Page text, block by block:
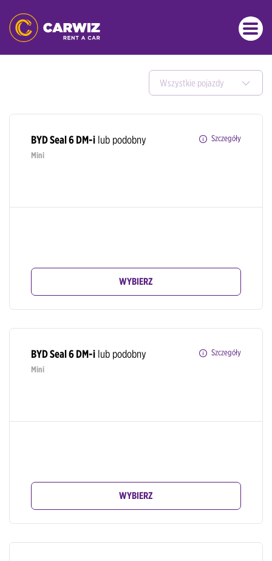
Wszystkie pojazdy
BYD Seal 6 DM-i lub podobny
Szczegóły
Mini
WYBIERZ
BYD Seal 6 DM-i lub podobny
Szczegóły
Mini
WYBIERZ